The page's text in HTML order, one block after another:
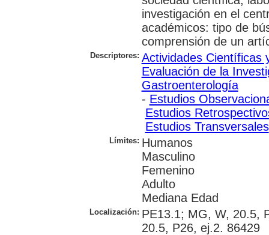
investigación en el
académicos: tipo de
comprensión de un
Descriptores: Actividades Científicas
Evaluación de la
Gastroenterología
- Estudios
Estudios
Estudios Transversales
Límites: Humanos
Masculino
Femenino
Adulto
Mediana Edad
Localización: PE13.1; MG, W, 20.5,
20.5, P26, ej.2. 86429